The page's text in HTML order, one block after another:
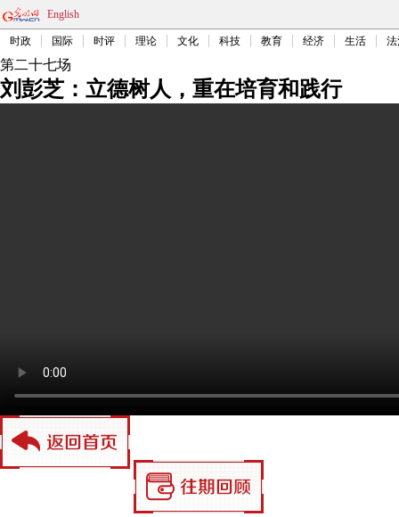
English
时政 国际 时评 理论 文化 科技 教育 经济 生活
第二十七场
刘彭芝：立德树人，重在培育和践行